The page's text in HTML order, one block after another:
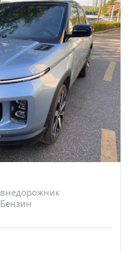
внедорожник
Бензин